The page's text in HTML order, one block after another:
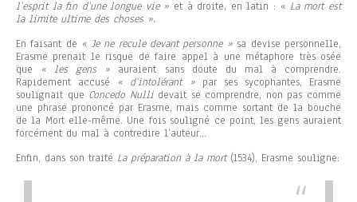
l’esprit la fin d’une longue vie » et à droite, en latin : « La mort est
la limite ultime des choses ».
En faisant de « Je ne recule devant personne »sa devise personnelle,
Erasme prenait le risque de faire appel à une métaphore très osée
que « les gens » auraient sans doute du mal à comprendre.
Rapidement accusé « d’intolérant »par ses sycophantes, Erasme
soulignait que Concedo Nullidevait se comprendre, non pas comme
une phrase prononcé par Erasme, mais comme sortant de la bouche
de la Mort elle-même. Une fois souligné ce point, les gens auraient
forcément du mal à contredire l’auteur…
Enfin, dans son traité La préparation à la mort(1534), Erasme souligne: